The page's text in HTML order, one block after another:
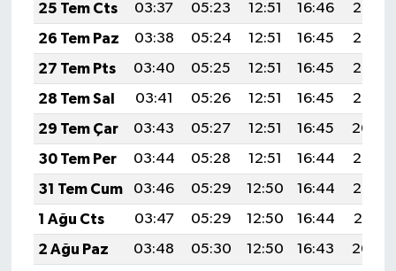
25 Tem Cts
03:37 05:23 12:51 16:46
20:08
26 Tem Paz
03:38 05:24 12:51 16:45
20:07
27 Tem Pts
03:40 05:25 12:51 16:45
20:06
28 Tem Sal
03:41 05:26 12:51 16:45
20:05
29 Tem Çar
03:43 05:27 12:51 16:45
20:04
30 Tem Per
03:44 05:28 12:51 16:44
20:03
31 Tem Cum
03:46 05:29 12:50 16:44
20:02
1 Ağu Cts
03:47 05:29 12:50 16:44
20:01
2 Ağu Paz
03:48 05:30 12:50 16:43
20:00